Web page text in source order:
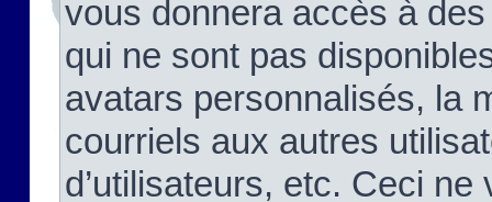
vous donnera accès à
qui ne sont pas
avatars personnalisés, la
courriels aux autres
d’utilisateurs, etc. Ceci